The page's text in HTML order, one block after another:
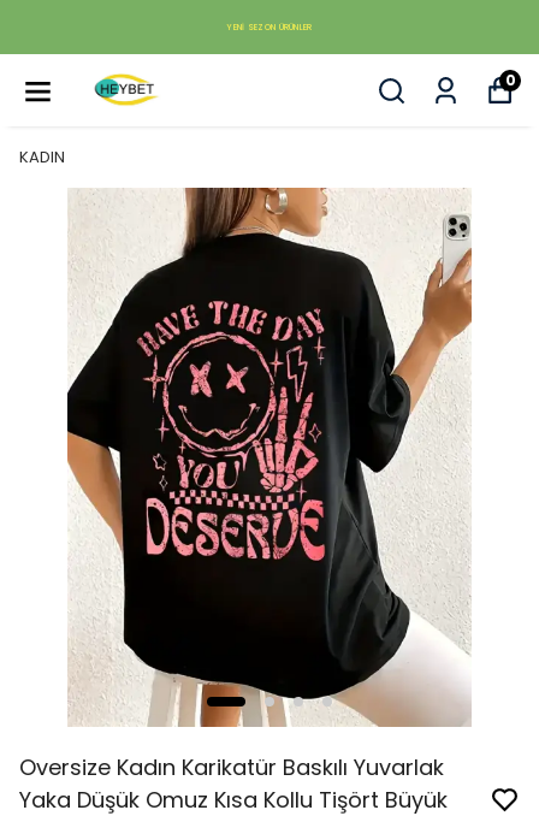
YENI SEZON ÜRÜNLER
0
KADIN
Oversize Kadın Karikatür Baskılı Yuvarlak
Yaka Düşük Omuz Kısa Kollu Tişört Büyük